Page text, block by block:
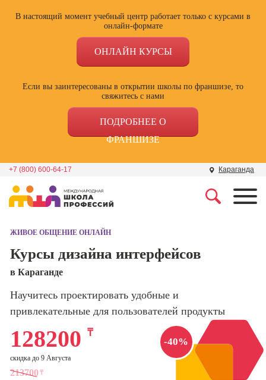
В настоящий момент учебный центр работает только с курсами в
онлайн-формате
ОНЛАЙН КУРСЫ
Если вы заинтересованы в открытии школы по франшизе, то
свяжитесь с нами
ПОДРОБНЕЕ О
ФРАНШИЗЕ
+7 (800) 600-64-17 Караганда
Школа дизайна
программирования
Школа психологии
Школа актерского
мастерства
поисковой
сайтов)
Профессия
Интернет-
маркетолог
Профессия
ЖИВОЕ ОБЩЕНИЕ ОНЛАЙН
Курсы дизайна интерфейсов
в Караганде
Научитесь проектировать удобные и
привлекательные для пользователей продукты
-40%
213700 ₸
128200 ₸
скидка до 9 Августа